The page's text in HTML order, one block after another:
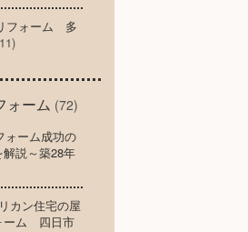
フォーム 多
ォーム (72)
ォーム成功の
説～築28年
カン住宅の屋
ーム 四日市